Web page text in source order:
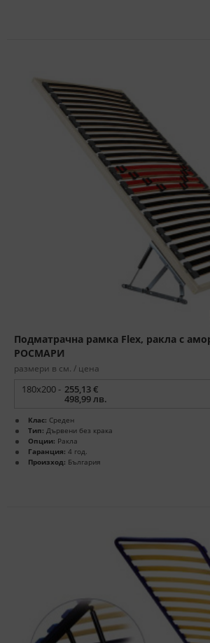
Подматрачна рамка Flex, ракла с
РОСМАРИ
размери в см. / цена
180x200 - 255,13 €
498,99 лв.
Клас: Среден
Тип: Дървени без крака
Опции: Ракла
Гаранция: 4 год.
Произход: България